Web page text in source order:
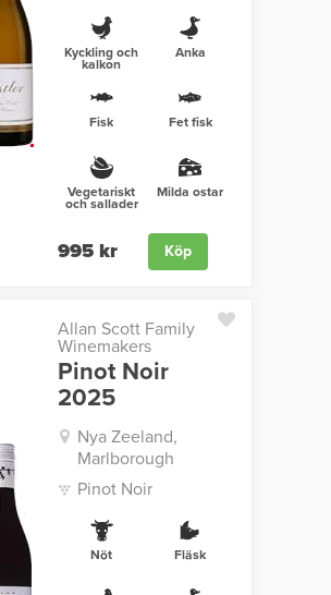
Kyckling och
kalkon
Anka
Fisk Fet fisk
Vegetariskt
och sallader
Milda ostar
995 kr Köp
Allan Scott Family
Winemakers
Pinot Noir
2025
Nya Zeeland,
Marlborough
Pinot Noir
Nöt Fläsk